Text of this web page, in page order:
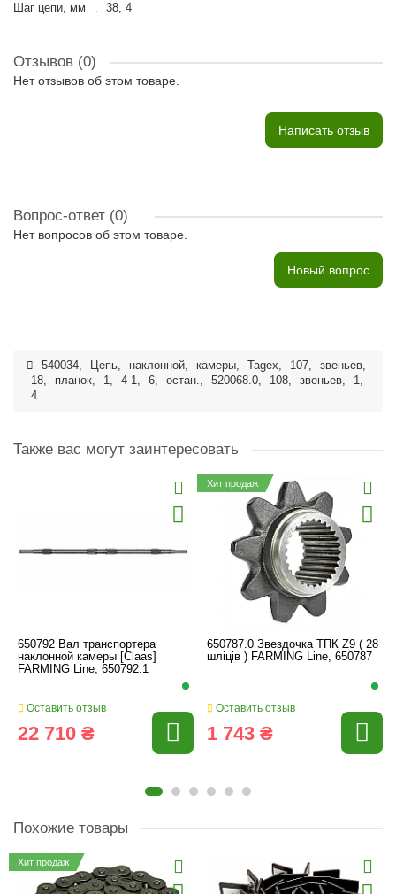
Шаг цепи, мм
38, 4
Отзывов (0)
Нет отзывов об этом товаре.
Написать отзыв
Вопрос-ответ (0)
Нет вопросов об этом товаре.
Новый вопрос
540034, Цепь, наклонной, камеры, Tagex, 107, звеньев,
18, планок, 1, 4-1, 6, остан., 520068.0, 108, звеньев, 1,
4
Также вас могут заинтересовать
650792 Вал транспортера
наклонной камеры [Claas]
FARMING Line, 650792.1
Оставить отзыв
22 710 ₴
Хит продаж
650787.0 Звездочка ТПК Z9 ( 28
шліців ) FARMING Line, 650787
Оставить отзыв
1 743 ₴
Похожие товары
Хит продаж